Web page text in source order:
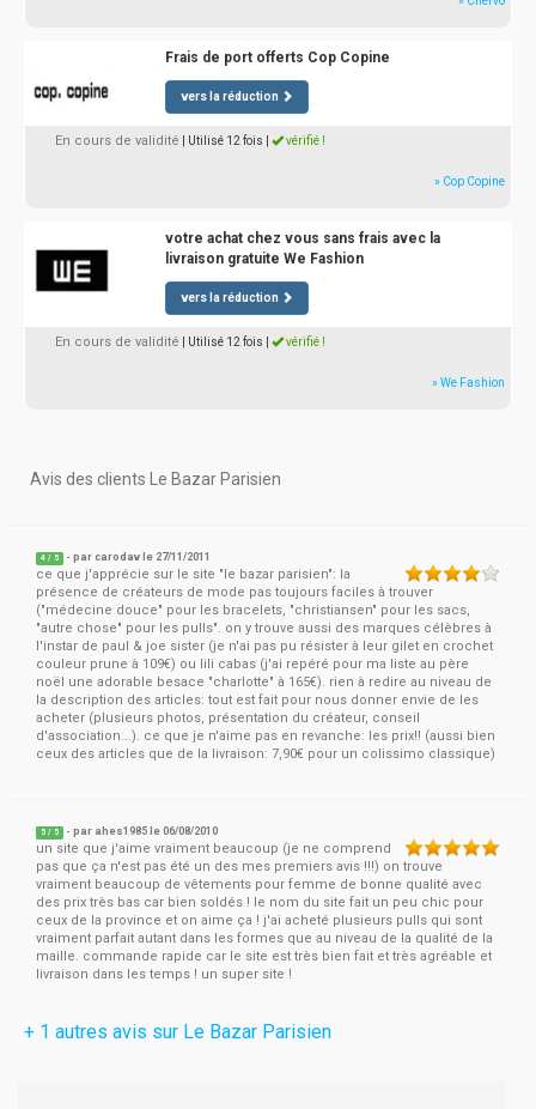
Frais de port offerts Cop Copine
vers la réduction
En cours de validité | Utilisé 12 fois vérifié !
» Cop Copine
votre achat chez vous sans frais avec la
livraison gratuite We Fashion
vers la réduction
En cours de validité | Utilisé 12 fois vérifié !
» We Fashion
Avis des clients Le Bazar Parisien
4 / 5 - parcarodav le 27/11/2011
ce que j'apprécie sur le site "le bazar parisien": la
présence de créateurs de mode pas toujours faciles à trouver
("médecine douce" pour les bracelets, "christiansen" pour les sacs,
"autre chose" pour les pulls". on y trouve aussi des marques célèbres à
l'instar de paul & joe sister (je n'ai pas pu résister à leur gilet en crochet
couleur prune à 109€) ou lili cabas (j'ai repéré pour ma liste au père
noël une adorable besace "charlotte" à 165€). rien à redire au niveau de
la description des articles: tout est fait pour nous donner envie de les
acheter (plusieurs photos, présentation du créateur, conseil
d'association...). ce que je n'aime pas en revanche: les prix!! (aussi bien
ceux des articles que de la livraison: 7,90€ pour un colissimo classique)
5 / 5 - par ahes1985 le 06/08/2010
un site que j'aime vraiment beaucoup (je ne comprend
pas que ça n'est pas été un des mes premiers avis !!!) on trouve
vraiment beaucoup de vêtements pour femme de bonne qualité avec
des prix très bas car bien soldés ! le nom du site fait un peu chic pour
ceux de la province et on aime ça ! j'ai acheté plusieurs pulls qui sont
vraiment parfait autant dans les formes que au niveau de la qualité de la
maille. commande rapide car le site est très bien fait et très agréable et
livraison dans les temps ! un super site !
+ 1 autres avis sur Le Bazar Parisien